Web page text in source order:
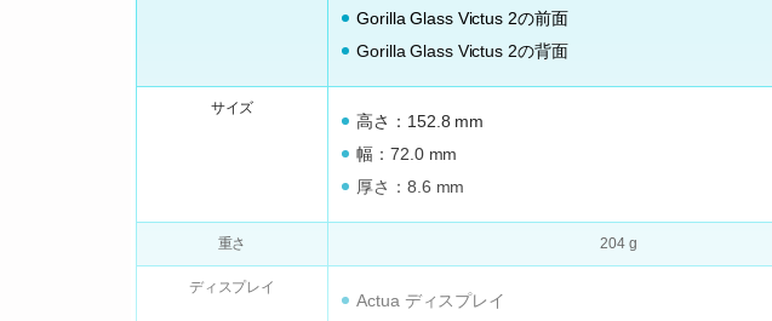
Gorilla Glass Victus 2の前面
Gorilla Glass Victus 2の背面
サイズ
高さ：152.8 mm
幅：72.0 mm
厚さ：8.6 mm
重さ 204 g
ディスプレイ
Actua ディスプレイ